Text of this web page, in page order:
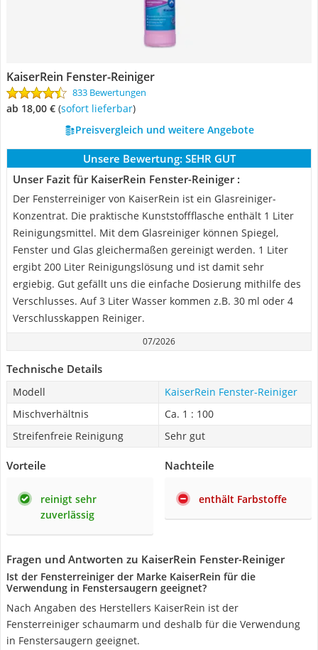
KaiserRein Fenster-Reiniger
833 Bewertungen
ab 18,00 € ( Sofort lieferbar)
Preisvergleich und weitere Angebote
Unsere Bewertung: SEHR GUT
Unser Fazit für KaiserRein Fenster-Reiniger :
Der Fensterreiniger von KaiserRein ist ein Glasreiniger-
Konzentrat. Die praktische Kunststoffflasche enthält 1 Liter
Reinigungsmittel. Mit dem Glasreiniger können Spiegel,
Fenster und Glas gleichermaßen gereinigt werden. 1 Liter
ergibt 200 Liter Reinigungslösung und ist damit sehr
ergiebig. Gut gefällt uns die einfache Dosierung mithilfe des
Verschlusses. Auf 3 Liter Wasser kommen z.B. 30 ml oder 4
Verschlusskappen Reiniger.
07/2026
Technische Details
Modell
KaiserRein Fenster-Reiniger
Mischverhältnis
Ca. 1 : 100
Streifenfreie Reinigung
Sehr gut
Vorteile
reinigt sehr
zuverlässig
Nachteile
enthält Farbstoffe
Fragen und Antworten zu KaiserRein Fenster-Reiniger
Ist der Fensterreiniger der Marke KaiserRein für die
Verwendung in Fenstersaugern geeignet?
Nach Angaben des Herstellers KaiserRein ist der
Fensterreiniger schaumarm und deshalb für die Verwendung
in Fenstersaugern geeignet.